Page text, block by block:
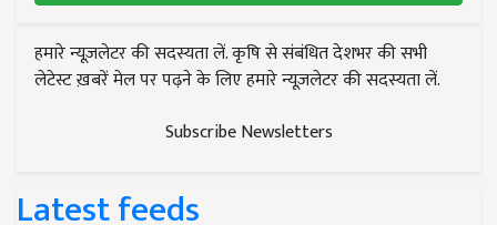
हमारे न्यूज़लेटर की सदस्यता लें. कृषि से संबंधित देशभर की सभी
लेटेस्ट ख़बरें मेल पर पढ़ने के लिए हमारे न्यूज़लेटर की सदस्यता लें.
Subscribe Newsletters
Latest feeds